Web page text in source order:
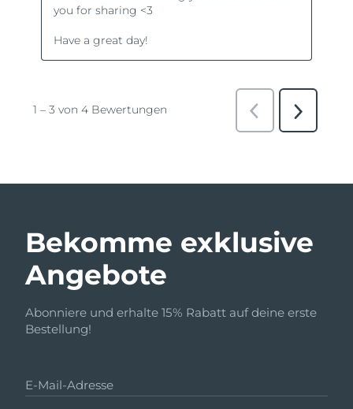
Bekomme exklusive
Angebote
Abonniere und erhalte 15% Rabatt auf deine erste
Bestellung!
E-Mail-Adresse